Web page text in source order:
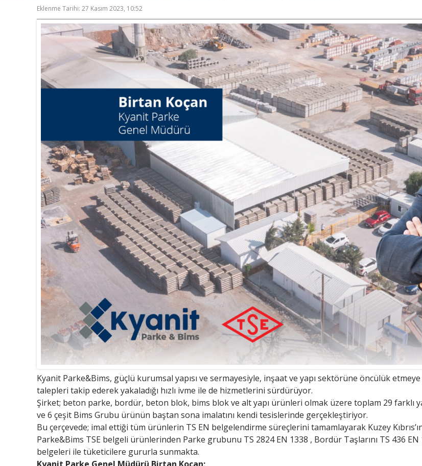
Eklenme Tarihi: 27 Kasım 2023, 10:52
Kyanit Parke&Bims, güçlü kurumsal yapısı ve sermayesiyle, inşaat ve yapı sektörüne öncülük
talepleri takip ederek yakaladığı hızlı ivme ile de hizmetlerini sürdürüyor.
Şirket; beton parke, bordür, beton blok, bims blok ve alt yapı ürünleri olmak üzere toplam 29 farklı
ve 6 çeşit Bims Grubu ürünün baştan sona imalatını kendi tesislerinde gerçekleştiriyor.
Bu çerçevede; imal ettiği tüm ürünlerin TS EN belgelendirme süreçlerini tamamlayarak Kuzey
Parke&Bims TSE belgeli ürünlerinden Parke grubunu TS 2824 EN 1338 , Bordür Taşlarını TS 436
belgeleri ile tüketicilere gururla sunmakta.
Kyanit Parke Genel Müdürü Birtan Koçan;